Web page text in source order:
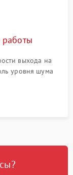
работы
выхода на
уровня шума
и корректного
оттайки.